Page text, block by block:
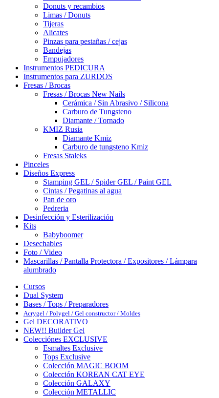
Donuts y recambios
Limas / Donuts
Tijeras
Alicates
Pinzas para pestañas / cejas
Bandejas
Empujadores
Instrumentos PEDICURA
Instrumentos para ZURDOS
Fresas / Brocas
Fresas / Brocas New Nails
Cerámica / Sin Abrasivo / Silicona
Carburo de Tungsteno
Diamante / Tornado
KMIZ Rusia
Diamante Kmiz
Carburo de tungsteno Kmiz
Fresas Staleks
Pinceles
Diseños Express
Stamping GEL / Spider GEL / Paint GEL
Cintas / Pegatinas al agua
Pan de oro
Pedreria
Desinfección y Esterilización
Kits
Babyboomer
Desechables
Foto / Video
Mascarillas / Pantalla Protectora / Expositores / Lámpara
alumbrado
Cursos
Dual System
Bases / Tops / Preparadores
Acrygel / Polygel / Gel constructor / Moldes
Gel DECORATIVO
NEW!! Builder Gel
Colecciónes EXCLUSIVE
Esmaltes Exclusive
Tops Exclusive
Colección MAGIC BOOM
Colección KOREAN CAT EYE
Colección GALAXY
Colección METALLIC